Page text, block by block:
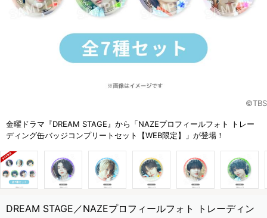
©TBS
金曜ドラマ『DREAM STAGE』から「NAZEプロフィールフォト トレー
ディング缶バッジコンプリートセット【WEB限定】」が登場！
DREAM STAGE／NAZEプロフィールフォト トレーディン